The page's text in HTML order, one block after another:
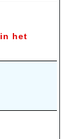
in het